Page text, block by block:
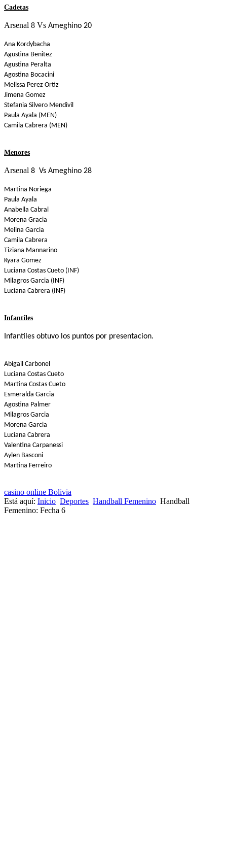
Cadetas
Arsenal 8 Vs Ameghino 20
Ana Kordybacha
Agustina Benitez
Agustina Peralta
Agostina Bocacini
Melissa Perez Ortiz
Jimena Gomez
Stefania Silvero Mendivil
Paula Ayala (MEN)
Camila Cabrera (MEN)
Menores
Arsenal 8 Vs Ameghino 28
Martina Noriega
Paula Ayala
Anabella Cabral
Morena Gracia
Melina Garcia
Camila Cabrera
Tiziana Mannarino
Kyara Gomez
Luciana Costas Cueto (INF)
Milagros Garcia (INF)
Luciana Cabrera (INF)
Infantiles
Infantiles obtuvo los puntos por presentacion.
Abigail Carbonel
Luciana Costas Cueto
Martina Costas Cueto
Esmeralda Garcia
Agostina Palmer
Milagros Garcia
Morena Garcia
Luciana Cabrera
Valentina Carpanessi
Aylen Basconi
Martina Ferreiro
casino online Bolivia
Está aquí: Inicio Deportes Handball Femenino Handball
Femenino: Fecha 6